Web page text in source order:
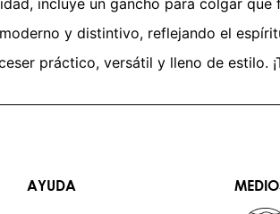
y distintivo, reflejando el
práctico, versátil y lleno de estilo.
AYUDA